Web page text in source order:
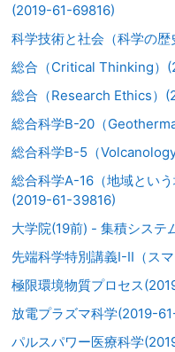
(2019-61-69816)
科学技術と社会（科学の
総合（Critical Thinking）
総合（Research Ethics）
総合科学B-20（
総合科学B-5（
総合科学A-16（地域とい
(2019-61-39816)
大学院(19前) - 集積システ
先端科学特別講義I-II（ス
極限環境物質プロセス
放電プラズマ科学(2019-
パルスパワー医療科学